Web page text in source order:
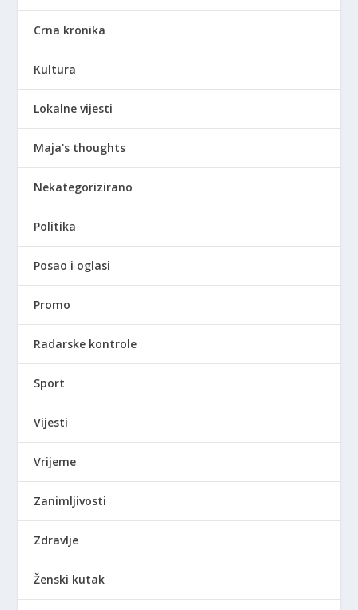
Crna kronika
Kultura
Lokalne vijesti
Maja's thoughts
Nekategorizirano
Politika
Posao i oglasi
Promo
Radarske kontrole
Sport
Vijesti
Vrijeme
Zanimljivosti
Zdravlje
Ženski kutak